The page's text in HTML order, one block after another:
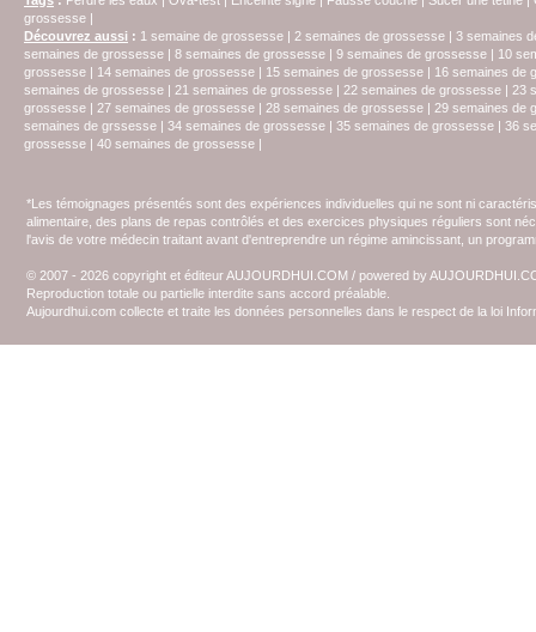
grossesse |
Découvrez aussi : 1 semaine de grossesse | 2 semaines de grossesse | 3 semaines
semaines de grossesse | 8 semaines de grossesse | 9 semaines de grossesse | 10
grossesse | 14 semaines de grossesse | 15 semaines de grossesse | 16 semaines de
semaines de grossesse | 21 semaines de grossesse | 22 semaines de grossesse | 23
grossesse | 27 semaines de grossesse | 28 semaines de grossesse | 29 semaines de
semaines de grssesse | 34 semaines de grossesse | 35 semaines de grossesse | 36
grossesse | 40 semaines de grossesse |
*Les témoignages présentés sont des expériences individuelles qui ne sont ni
alimentaire, des plans de repas contrôlés et des exercices physiques réguliers sont
l'avis de votre médecin traitant avant d'entreprendre un régime amincissant, un
© 2007 - 2026 copyright et éditeur AUJOURDHUI.COM / powered by
Reproduction totale ou partielle interdite sans accord préalable.
Aujourdhui.com collecte et traite les données personnelles dans le respect de la loi